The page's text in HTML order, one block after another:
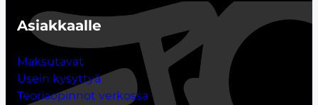
Asiakkaalle
Maksutavat
Usein kysyttyä
Teoriaopinnot verkossa